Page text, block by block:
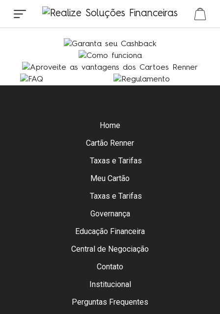
Home
Cartão Renner
Taxas e Tarifas
Meu Cartão
Taxas e Tarifas
Governança
Educação Financeira
Central de Negociação
Contato
Institucional
Perguntas Frequentes